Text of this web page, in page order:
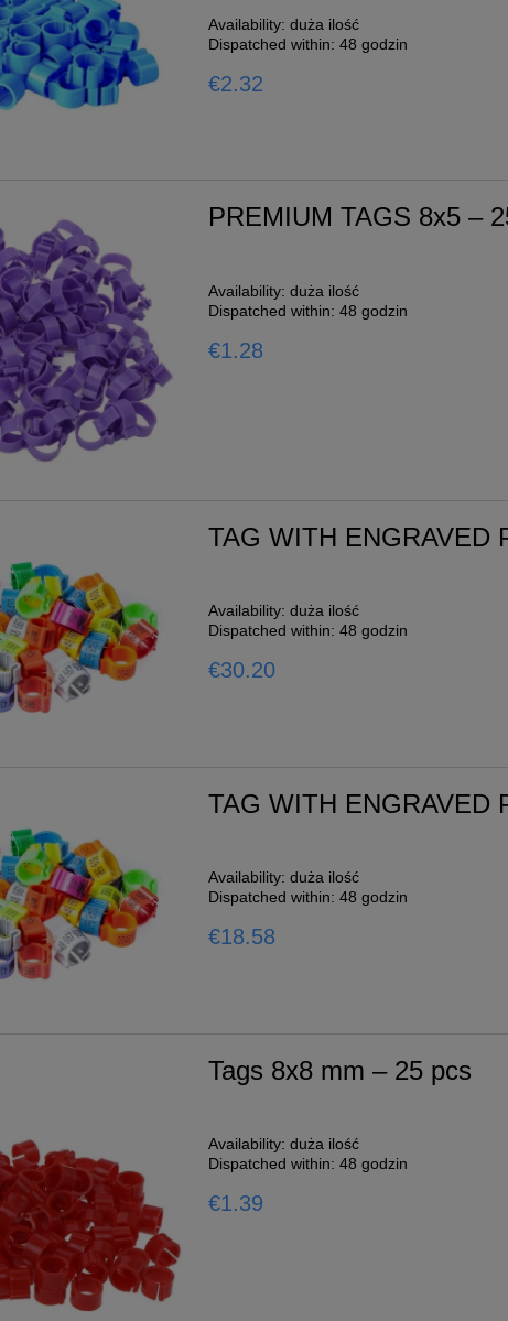
Availability: duża ilość
Dispatched within: 48 godzin
€2.32
PREMIUM TAGS 8x5 –
Availability: duża ilość
Dispatched within: 48 godzin
€1.28
TAG WITH ENGRAVED
Availability: duża ilość
Dispatched within: 48 godzin
€30.20
TAG WITH ENGRAVED
Availability: duża ilość
Dispatched within: 48 godzin
€18.58
Tags 8x8 mm – 25 pcs
Availability: duża ilość
Dispatched within: 48 godzin
€1.39